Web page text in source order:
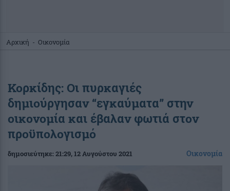
Αρχική - Οικονομία
Κορκίδης: Oι πυρκαγιές
δημιούργησαν “εγκαύματα” στην
οικονομία και έβαλαν φωτιά στον
προϋπολογισμό
δημοσιεύτηκε:21:29, 12 Αυγούστου 2021 Οικονομία